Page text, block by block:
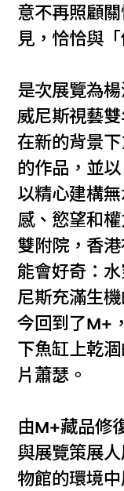
意不再照顧
見，恰恰與
是次展覽為
威尼斯視藝
在新的背景
的作品，並
以精心建構
感、慾望和
雙附院，香
能會好奇：
尼斯充滿生
今回到了M+
下魚缸上乾
片蕭瑟。
由M+藏品修
與展覽策展
物館的環境